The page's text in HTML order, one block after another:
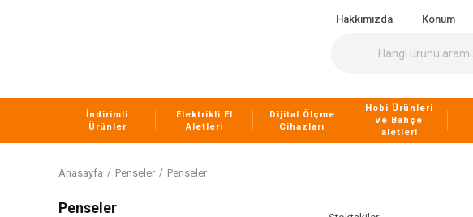
Hakkımızda Konum
İndirimli
Ürünler
Elektrikli El
Aletleri
Dijital Ölçme
Cihazları
Hobi Ürünleri
ve Bahçe
aletleri
Anasayfa Penseler Penseler
Penseler